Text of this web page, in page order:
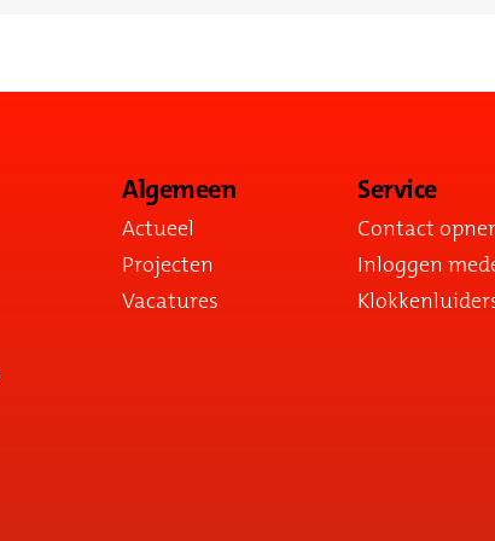
Algemeen
Actueel
Projecten
Vacatures
Service
Contact
Inloggen